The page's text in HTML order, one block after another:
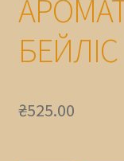
БЕЙЛІС
₴525.00